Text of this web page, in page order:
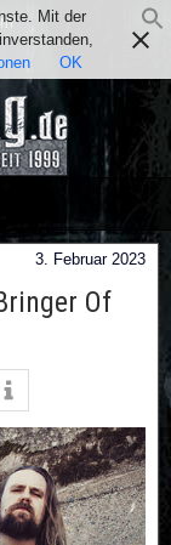
3. Februar 2023
Of
Mit der
OK